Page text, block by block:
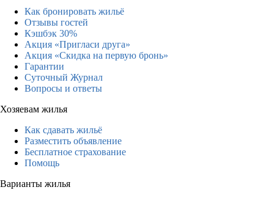
Как бронировать жильё
Отзывы гостей
Кэшбэк 30%
Акция «Пригласи друга»
Акция «Скидка на первую бронь»
Гарантии
Суточный Журнал
Вопросы и ответы
Хозяевам жилья
Как сдавать жильё
Разместить объявление
Бесплатное страхование
Помощь
Варианты жилья